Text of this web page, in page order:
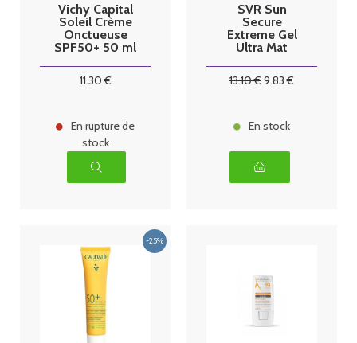
Vichy Capital
Soleil Crème
Onctueuse
SPF50+ 50 ml
11.30€
En rupture de
stock
SVR Sun
Secure
Extreme Gel
Ultra Mat
Résistant
SPF50+ 50 ml
13.10€9.83 €
En stock